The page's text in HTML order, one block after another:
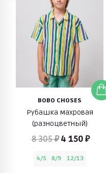
BOBO CHOSES
Рубашка махровая
(разноцветный)
8 305 ₽ 4 150 ₽
4/5 8/9 12/13